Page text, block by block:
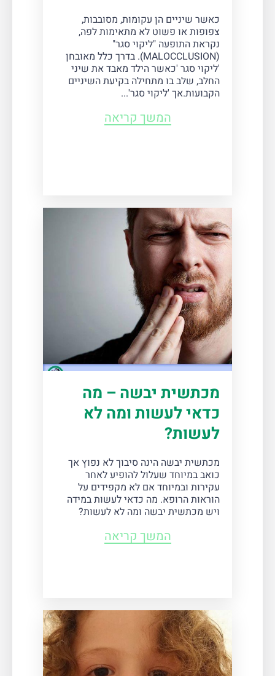
כאשר שיניים הן עקומות, מסובבות,
צפופות או פשוט לא מתאימות לפה,
נקראת התופעה "ליקוי סגר"
(MALOCCLUSION). בדרך כלל מאובחן
'ליקוי סגר 'כאשר הילד מאבד את שיני
החלב, שלב בו מתחילה בקיעת השיניים
הקבועות.אך 'ליקוי סגר'...
המשך קריאה
מכתשית יבשה – מה
כדאי לעשות ומה לא
לעשות?
מכתשית יבשה הינה סיבוך לא נפוץ אך
כואב במיוחד שעלול להופיע לאחר
עקירות ובמיוחד אם לא מקפידים על
הוראות הרופא. מה כדאי לעשות במידה
ויש מכתשית יבשה ומה לא לעשות?
המשך קריאה